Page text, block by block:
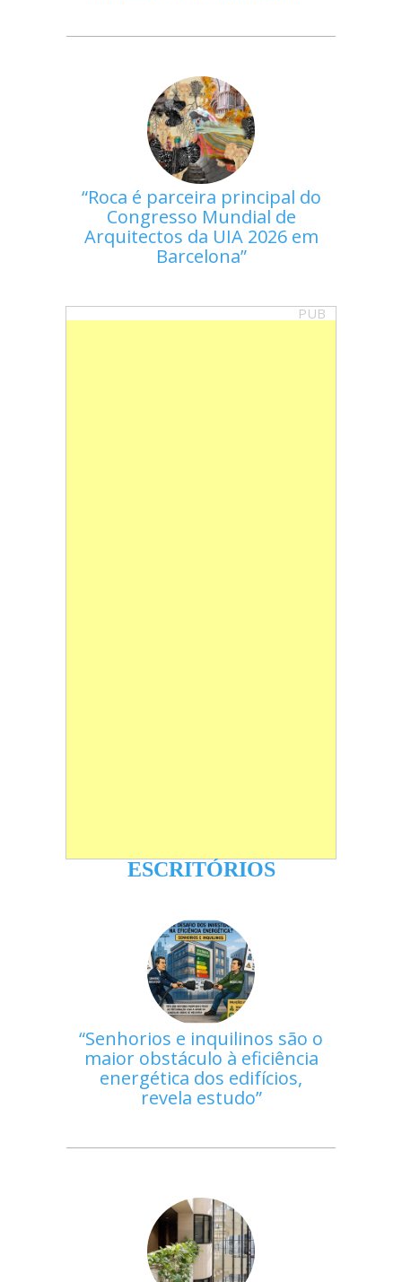
Roca é parceira principal do
Congresso Mundial de
Arquitectos da UIA 2026 em
Barcelona
PUB
ESCRITÓRIOS
Senhorios e inquilinos são o
maior obstáculo à eficiência
energética dos edifícios,
revela estudo